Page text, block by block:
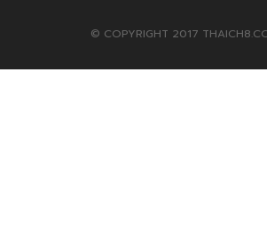
© COPYRIGHT 2017